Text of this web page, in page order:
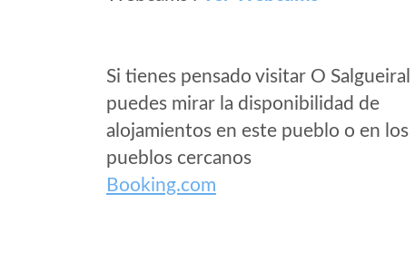
Si tienes pensado visitar O Salgueiral
puedes mirar la disponibilidad de
alojamientos en este pueblo o en los
pueblos cercanos
Booking.com